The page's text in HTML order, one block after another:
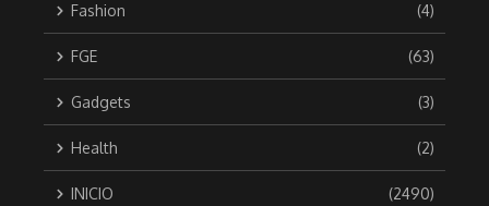
Fashion (4)
FGE (63)
Gadgets (3)
Health (2)
INICIO (2490)